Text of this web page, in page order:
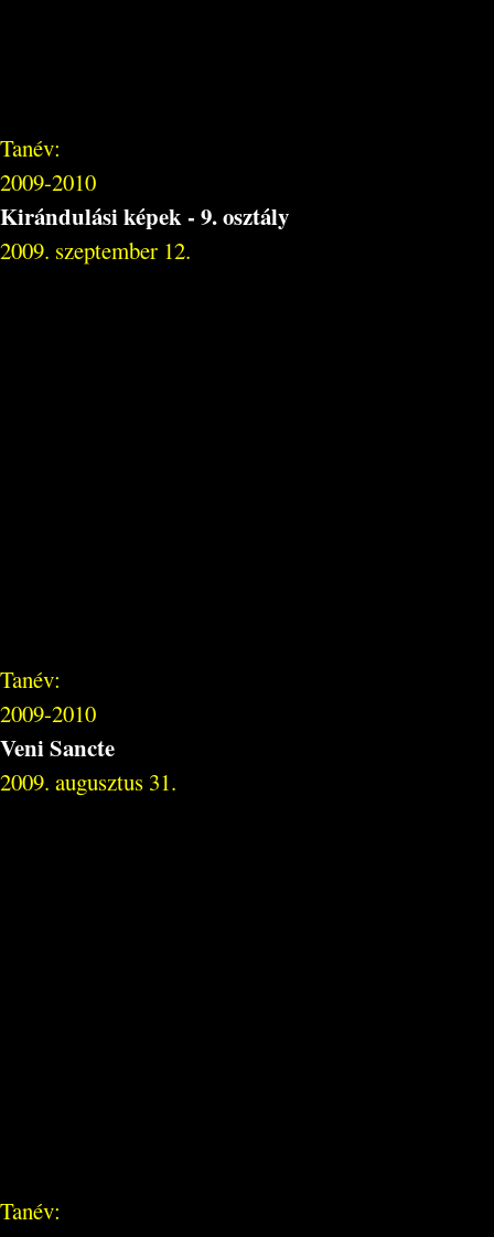
Tanév:
2009-2010
Kirándulási képek - 9. osztály
2009. szeptember 12.
Tanév:
2009-2010
Veni Sancte
2009. augusztus 31.
Tanév: